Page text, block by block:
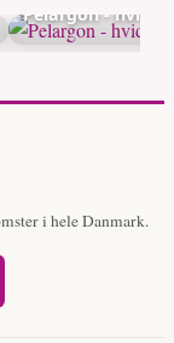
Pelargon - hvid
i hele Danmark.